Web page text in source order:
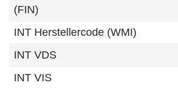
(FIN)
INT Herstellercode (WMI)
INT VDS
INT VIS